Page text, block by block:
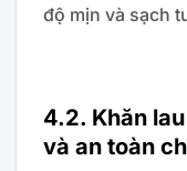
độ mịn và sạch
4.2. Khăn
và an toàn